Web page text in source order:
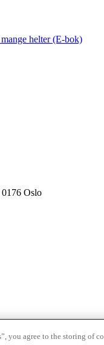
helter (E-bok)
0176 Oslo
you agree to the storing of